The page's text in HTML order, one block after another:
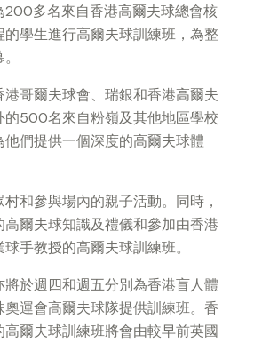
200多名來自香港高爾夫球總會核
學生進行高爾夫球訓練班，為整
哥爾夫球會、瑞銀和香港高爾夫
的500名來自粉嶺及其他地區學校
們提供一個深度的高爾夫球體
和參與場內的親子活動。同時，
爾夫球知識及禮儀和參加由香港
手教授的高爾夫球訓練班。
於週四和週五分別為香港盲人體
運會高爾夫球隊提供訓練班。香
爾夫球訓練班將會由較早前英國